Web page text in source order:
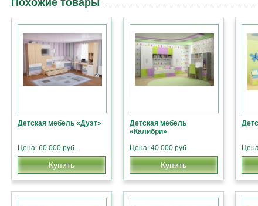
Похожие товары
Детская мебель «Дуэт»
Цена: 60 000 руб.
Купить
Детская мебель
«Калибри»
Цена: 40 000 руб.
Купить